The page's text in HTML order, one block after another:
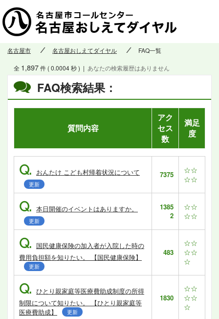
名古屋市 名古屋おしえてダイヤル FAQ一覧
FAQ検索結果：
全 1,897件 ( 0.0004 秒 ) | あなたの検索履歴はありません
質問内容
アク
セス
数
満足
度
Q. おんたけ こども村帰着状況について
更新
7375
☆☆
☆☆
Q. 本日開催のイベントはありますか。
更新
1385
2
☆☆
☆☆
Q. 国民健康保険の加入者が入院した時の
費用負担額を知りたい。 【国民健康保険】
更新
483
☆☆
☆☆
☆
Q. ひとり親家庭等医療費助成制度の所得
制限について知りたい。 【ひとり親家庭等
医療費助成】
更新
1830
☆☆
☆☆
☆